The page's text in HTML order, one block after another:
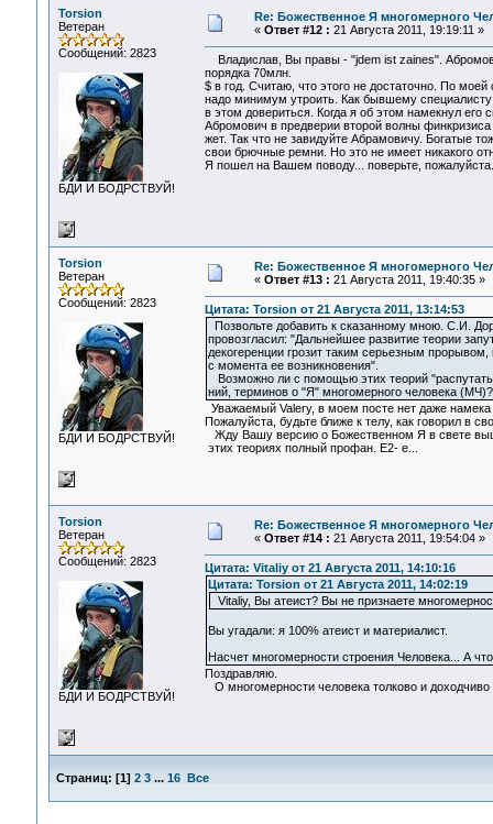
Torsion
Ветеран
Сообщений: 2823
БДИ И БОДРСТВУЙ!
Re: Божественное Я многомерного
« Ответ #12 : 21 Августа 2011, 19:19:11 »
Владислав, Вы правы - "jdem ist zaines".
порядка 70млн.
$ в год. Считаю, что этого не достаточно. По
надо минимум утроить. Как бывшему
в этом довериться. Когда я об этом намекнул его
Абромович в предверии второй волны финкризиса
жет. Так что не завидуйте Абрамовичу. Богатые
свои брючные ремни. Но это не имеет никакого
Я пошел на Вашем поводу... поверьте, пожалуйста.
Torsion
Ветеран
Сообщений: 2823
БДИ И БОДРСТВУЙ!
Re: Божественное Я многомерного
« Ответ #13 : 21 Августа 2011, 19:40:35 »
Цитата: Torsion от 21 Августа 2011, 13:14:53
Позвольте добавить к сказанному мною. С.И.
провозгласил: "Дальнейшее развитие теории
декогеренции грозит таким серьезным
с момента ее возникновения".
Возможно ли с помощью этих теорий
ний, терминов о "Я" многомерного человека (МЧ)?
Уважаемый Valery, в моем посте нет даже намека
Пожалуйста, будьте ближе к телу, как говорил в
Жду Вашу версию о Божественном Я в свете
этих теориях полный профан. Е2- е...
Torsion
Ветеран
Сообщений: 2823
БДИ И БОДРСТВУЙ!
Re: Божественное Я многомерного
« Ответ #14 : 21 Августа 2011, 19:54:04 »
Цитата: Vitaliy от 21 Августа 2011, 14:10:16
Цитата: Torsion от 21 Августа 2011, 14:02:19
Vitaliy, Вы атеист? Вы не признаете
Вы угадали: я 100% атеист и материалист.
Насчет многомерности строения Человека... А
Поздравляю.
О многомерности человека толково и
Страниц: [1] 2 3 ... 16 Все